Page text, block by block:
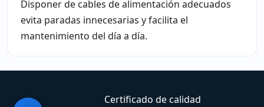
Disponer de cables de alimentación adecuados
evita paradas innecesarias y facilita el
mantenimiento del día a día.
Certificado de calidad